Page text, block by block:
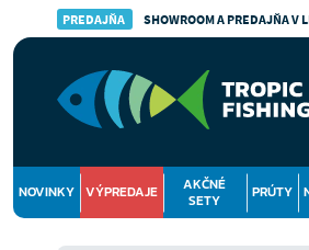
PREDAJŇA SHOWROOM A PREDAJŇA V
NOVINKY VÝPREDAJE
AKČNÉ
SETY
PRÚTY